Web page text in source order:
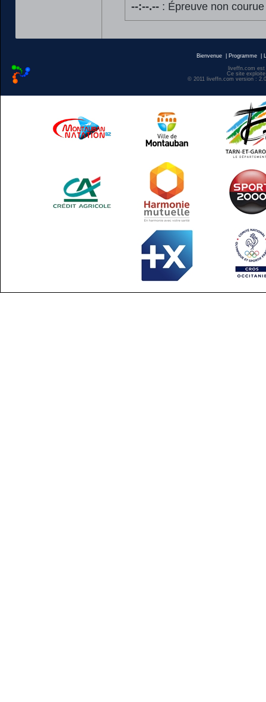
--:--.--: Épreuve non
Bienvenue Programme
liveffn.com
Ce site
© 2011 liveffn.com version :